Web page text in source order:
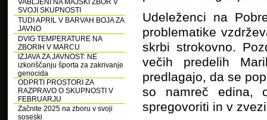
VABLJENI NA MAJSKI ZBOR V
SVOJI SKUPNOSTI
TUDI APRIL V BARVAH BOJA ZA
JAVNO
DVIG TEMPERATURE NA
ZBORIH V MARCU
IZJAVA ZA JAVNOST: NE
izkoriščanju športa za zakrivanje
genocida
ODPRTI PROSTORI ZA
RAZPRAVO O SKUPNOSTI V
FEBRUARJU
Začnite 2025 na zboru v svoji
soseski
Udeleženci na
problematike
skrbi strokovno.
večih predelih
predlagajo, da se
so namreč edina,
spregovoriti in v